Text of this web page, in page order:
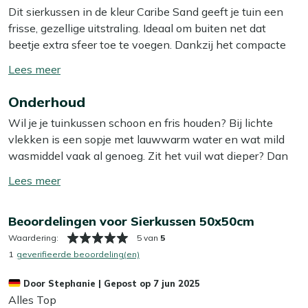
Dit sierkussen in de kleur Caribe Sand geeft je tuin een
frisse, gezellige uitstraling. Ideaal om buiten net dat
beetje extra sfeer toe te voegen. Dankzij het compacte
niet gebruikt – of leg het gewoon op de bank, want daar
afritsbaar, dus je haalt hem er makkelijk af en stopt hem
zo in de wasmachine. Handig, want zo blijft je kussen
zonder moeite schoon en fris!
Bekijk meer Tuinkussens
Toon/verberg
meer
Onderhoud
Wil je je tuinkussen schoon en fris houden? Bij lichte
vlekken is een sopje met lauwwarm water en wat mild
wasmiddel vaak al genoeg. Zit het vuil wat dieper? Dan
hardnekkige vlekken los te krijgen zonder de stof aan te
schaduw laat opdrogen, zo voorkom je dat de kleur
terugloopt.
om een beschermende laag aan te brengen met onze
Kees Smit Textiel & Rope beschermer. Deze maakt je
Toon/verberg
Beoordelingen voor Sierkussen 50x50cm
Waardering: 5 van 5
1 geverifieerde beoordeling(en)
Door Stephanie | Gepost op 7 jun 2025
Alles Top